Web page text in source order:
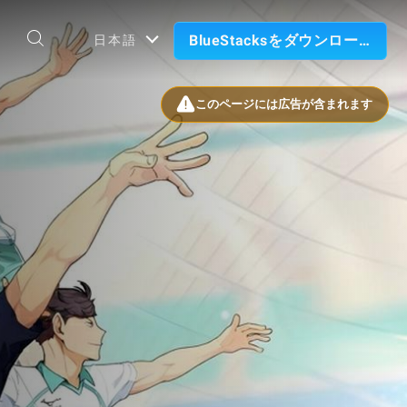
日本語 BlueStacksをダウンロード
このページには広告が含まれます